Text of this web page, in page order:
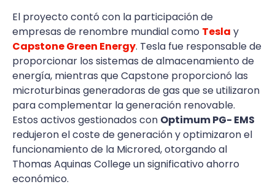
El proyecto contó con la participación de
empresas de renombre mundial como Tesla y
Capstone Green Energy. Tesla fue responsable de
proporcionar los sistemas de almacenamiento de
energía, mientras que Capstone proporcionó las
microturbinas generadoras de gas que se utilizaron
para complementar la generación renovable.
Estos activos gestionados con Optimum PG- EMS
redujeron el coste de generación y optimizaron el
funcionamiento de la Microred, otorgando al
Thomas Aquinas College un significativo ahorro
económico.